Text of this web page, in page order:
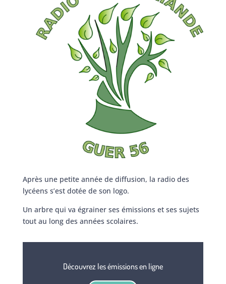
Après une petite année de diffusion, la radio des
lycéens s’est dotée de son logo.
Un arbre qui va égrainer ses émissions et ses sujets
tout au long des années scolaires.
Découvrez les émissions en ligne